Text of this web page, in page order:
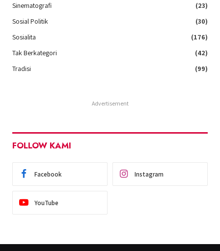
Sinematografi
(23)
Sosial Politik
(30)
Sosialita
(176)
Tak Berkategori
(42)
Tradisi
(99)
Advertisement
FOLLOW KAMI
Facebook Instagram
YouTube